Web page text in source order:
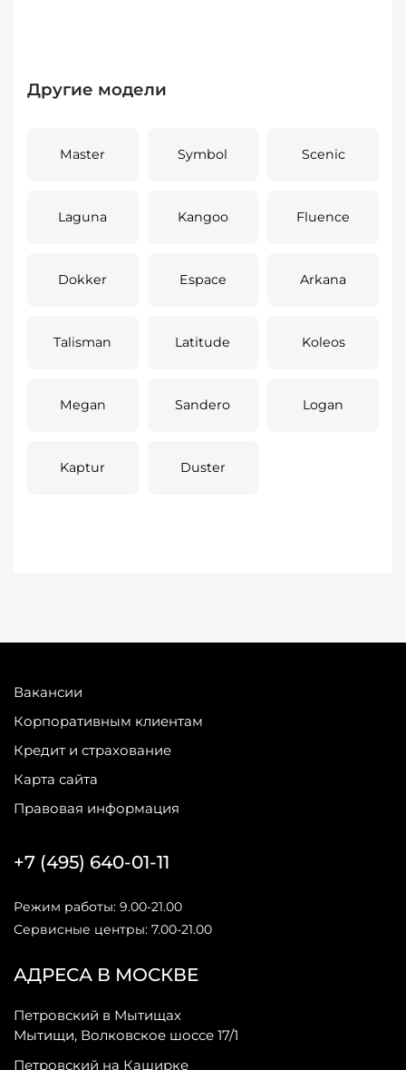
Другие модели
Master Symbol Scenic
Laguna Kangoo Fluence
Dokker Espace Arkana
Talisman Latitude Koleos
Megan Sandero Logan
Kaptur Duster
Вакансии
Корпоративным клиентам
Кредит и страхование
Карта сайта
Правовая информация
АДРЕСА В МОСКВЕ
Петровский в Мытищах
Мытищи, Волковское шоссе 17/1
Петровский на Каширке
+7 (495) 640-01-11
Режим работы: 9.00-21.00
Сервисные центры: 7.00-21.00